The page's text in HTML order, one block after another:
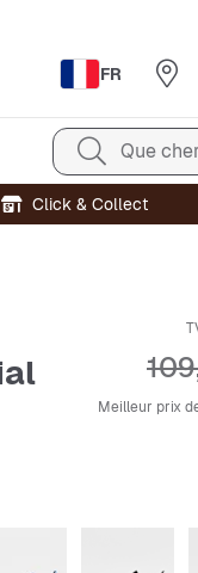
FR
Que
Click & Collect
Meilleur prix